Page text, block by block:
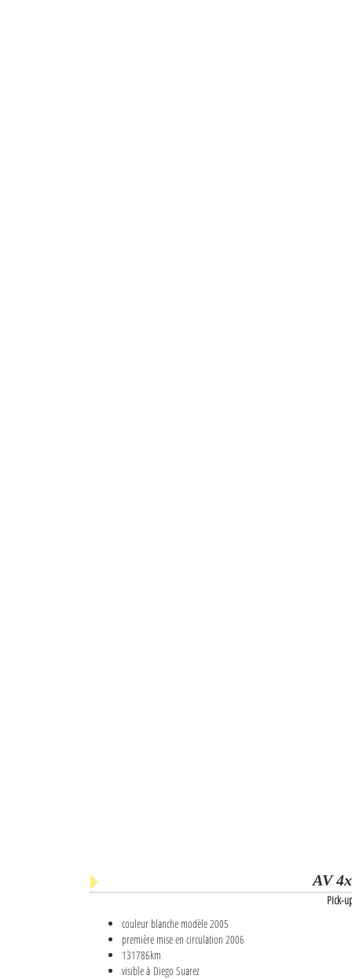
AV
Pick-
couleur blanche modèle 2005
première mise en circulation 2006
131786km
visible à Diego Suarez